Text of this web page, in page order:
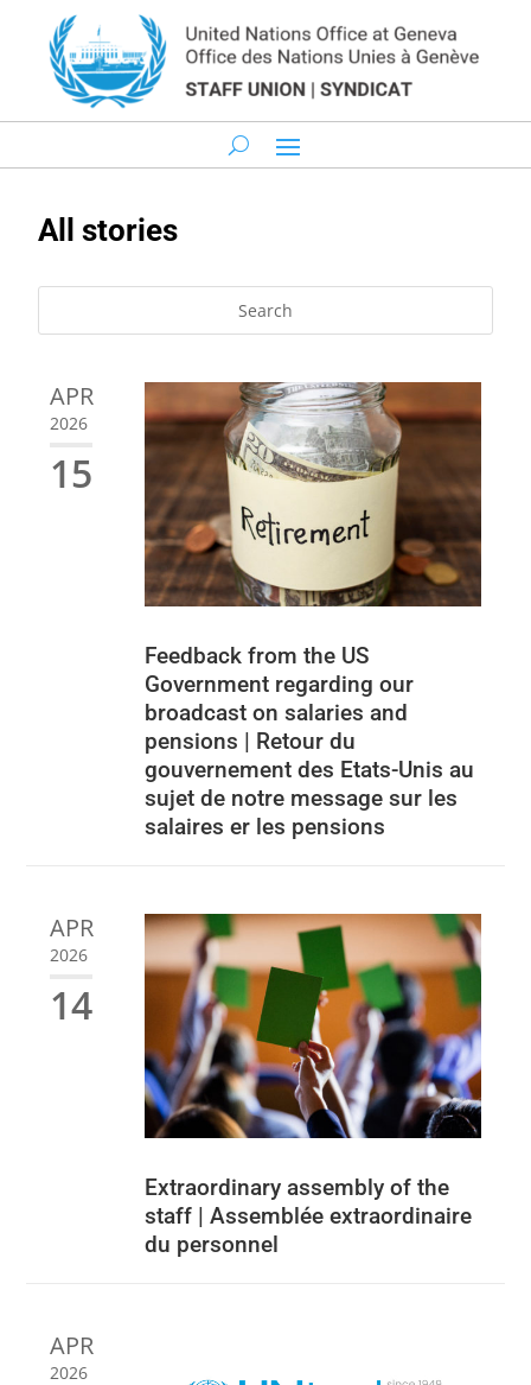
All stories
APR
2026
15
Feedback from the US
Government regarding our
broadcast on salaries and
pensions | Retour du
gouvernement des Etats-Unis au
sujet de notre message sur les
salaires er les pensions
APR
2026
14
Extraordinary assembly of the
staff | Assemblée extraordinaire
du personnel
APR
2026